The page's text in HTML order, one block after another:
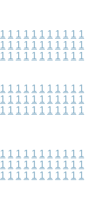
1 1 1 1 1 1 1 1 1 1 1
1 1 1 1 1 1 1 1 1 1 1
1 1 1 1 1 1 1 1 1 1 1
1 1 1 1 1 1 1 1 1 1 1
1 1 1 1 1 1 1 1 1 1 1
1 1 1 1 1 1 1 1 1 1 1
1 1 1 1 1 1 1 1 1 1 1
1 1 1 1 1 1 1 1 1 1 1
1 1 1 1 1 1 1 1 1 1 1